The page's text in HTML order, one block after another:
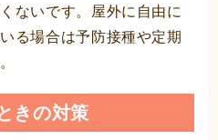
ないです。屋外に自由に
る場合は予防接種や定期
きの対策